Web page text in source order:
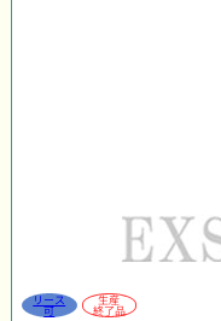
リース
可
生産
終了品